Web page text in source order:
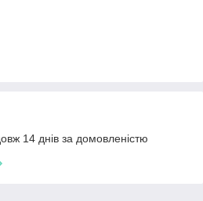
14 днів за домовленістю